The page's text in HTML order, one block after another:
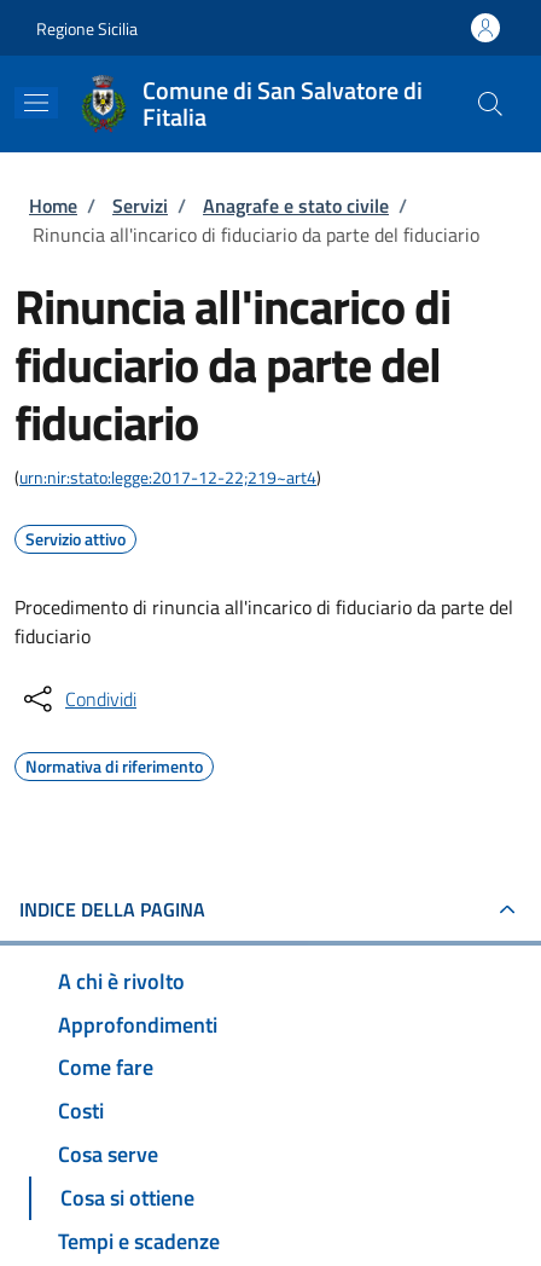
Regione Sicilia
Comune di San Salvatore di
Fitalia
Briciole di pane
Home / Servizi / Anagrafe e stato civile /
Rinuncia all'incarico di fiduciario da parte del fiduciario
Rinuncia all'incarico di
fiduciario da parte del
fiduciario
(urn:nir:stato:legge:2017-12-22;219~art4)
Servizio attivo
Procedimento di rinuncia all'incarico di fiduciario da parte del
fiduciario
Condividi
Normativa di riferimento
INDICE DELLA PAGINA
A chi è rivolto
Approfondimenti
Come fare
Costi
Cosa serve
Cosa si ottiene
Tempi e scadenze